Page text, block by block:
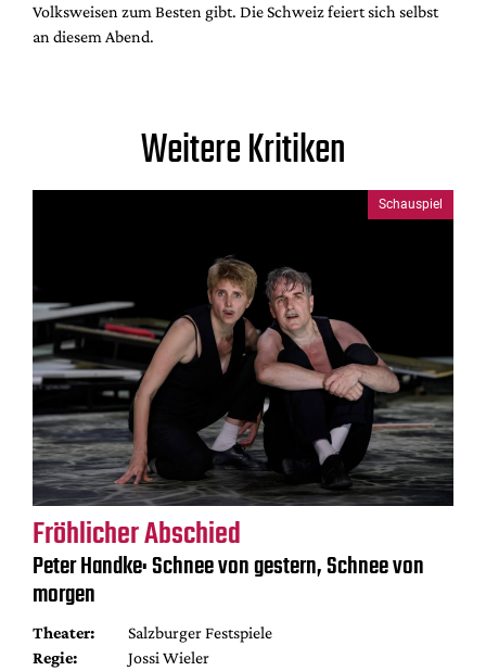
Volksweisen zum Besten gibt. Die Schweiz feiert sich selbst
an diesem Abend.
Weitere Kritiken
Schauspiel
Fröhlicher Abschied
Peter Handke: Schnee von gestern, Schnee von
morgen
Theater:
Salzburger Festspiele
Regie:
Jossi Wieler